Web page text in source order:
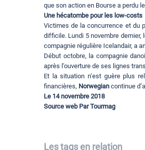
que son action en Bourse a perdu
Une hécatombe pour les low-costs
Victimes de la concurrence et du
difficile. Lundi 5 novembre dernier,
compagnie régulière Icelandair, a
Début octobre, la compagnie
après l’ouverture de ses lignes
Et la situation n’est guère plus
financières, Norwegian continue
Le 14 novembre 2018
Source web Par Tourmag
Les tags en relation